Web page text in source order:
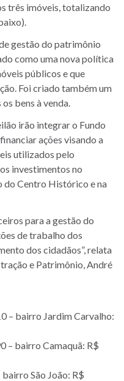
três imóveis, totalizando
gestão do patrimônio
como uma nova política
públicos e que
Foi criado também um
bens à venda.
irão integrar o Fundo
ações visando a
utilizados pelo
investimentos no
do Centro Histórico e na
para a gestão do
de trabalho dos
dos cidadãos”, relata
e Patrimônio, André
– bairro Jardim Carvalho:
– bairro Camaquã: R$
bairro São João: R$